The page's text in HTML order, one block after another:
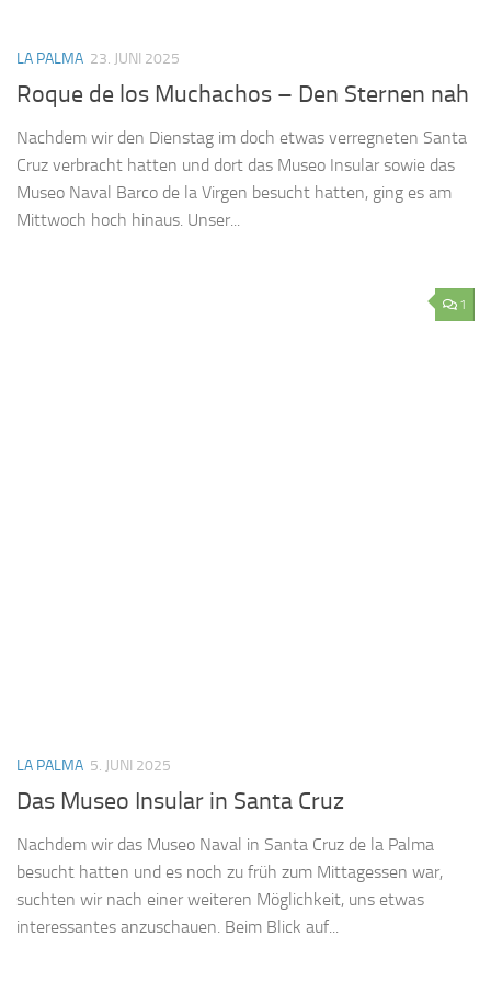
LA PALMA 23. JUNI 2025
Roque de los Muchachos – Den Sternen nah
Nachdem wir den Dienstag im doch etwas verregneten Santa
Cruz verbracht hatten und dort das Museo Insular sowie das
Museo Naval Barco de la Virgen besucht hatten, ging es am
Mittwoch hoch hinaus. Unser...
1
LA PALMA 5. JUNI 2025
Das Museo Insular in Santa Cruz
Nachdem wir das Museo Naval in Santa Cruz de la Palma
besucht hatten und es noch zu früh zum Mittagessen war,
suchten wir nach einer weiteren Möglichkeit, uns etwas
interessantes anzuschauen. Beim Blick auf...